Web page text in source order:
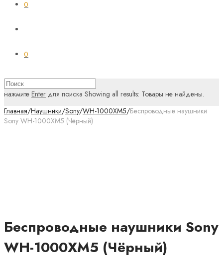
0
0
нажмите Enter для поиска Showing all results: Товары не найдены.
Главная/Наушники/Sony/WH-1000XM5/Беспроводные наушники
Sony WH-1000XM5 (Чёрный)
Беспроводные наушники Sony
WH-1000XM5 (Чёрный)